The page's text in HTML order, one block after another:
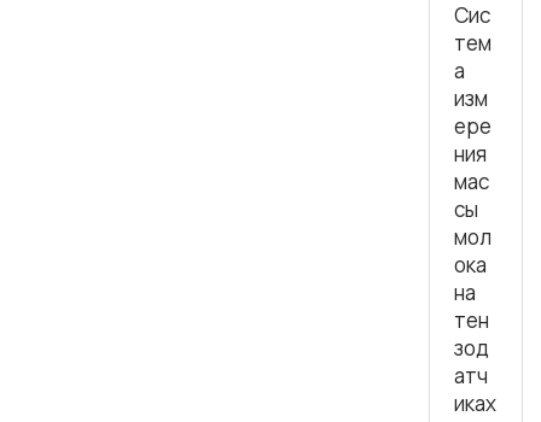
Сис
тем
а
изм
ере
ния
мас
сы
мол
ока
на
тен
зод
атч
иках